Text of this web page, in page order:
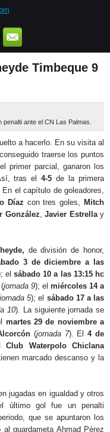
Timbeque 9
penalti ante el CN Las Palmas.
a hacerlo. En su visita al
traerse los puntos
primer parcial, ganaron los
tras el4-5 de la primera
En el capítulo de goleadores,
Díaz con tres goles, Mitch
González,Javier Estrellay
de división de honor,
3 de diciembre a las
el sábado 10 a las 13:15 hc
jornada 9); el miércoles 14 a
jornada 5); el sábado 17 a las
10). La siguiente jornada se
martes 29 de noviembre a
(jornada 7). El4 de
Club Waterpolo Chiclana
marcado descanso y la
jugadas en igualdad y otros
último gol fue un penalti
que se apuntaron los
guardameta Ahmad Pérez